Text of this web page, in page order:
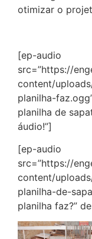
otimizar o
[ep-audio
src=”https://
content/
planilha-
planilha de
áudio!”]
[ep-audio
src=”https://
content/
planilha-de-
planilha faz?”